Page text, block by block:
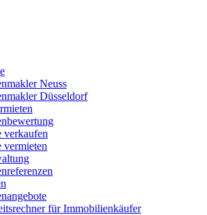
Neuss
Düsseldorf
verkaufen
für Immobilienkäufer